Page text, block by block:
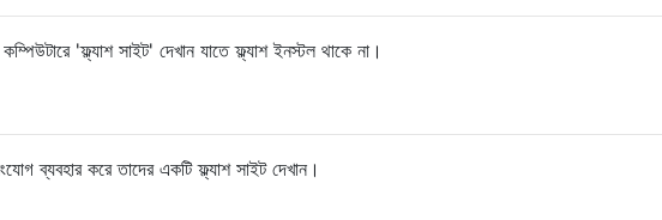
'ফ্ল্যাশ সাইট' দেখান যাতে ফ্ল্যাশ ইনস্টল থাকে না।
ব্যবহার করে তাদের একটি ফ্ল্যাশ সাইট দেখান।